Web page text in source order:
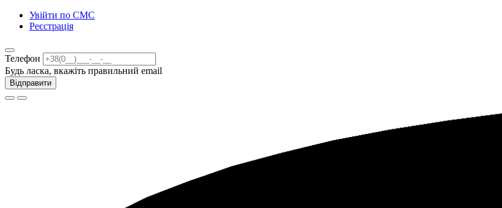
Увійти по СМС
Реєстрація
Телефон
Будь ласка, вкажіть правильний email
Відправити